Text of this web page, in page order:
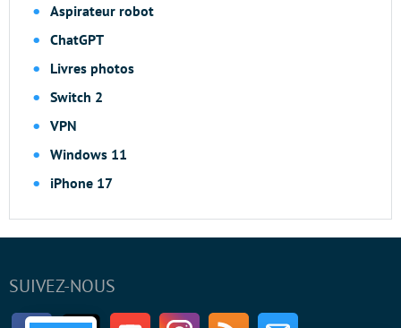
Aspirateur robot
ChatGPT
Livres photos
Switch 2
VPN
Windows 11
iPhone 17
SUIVEZ-NOUS
FacebookTwitter Youtube InstagramRSS Newsletter